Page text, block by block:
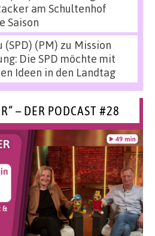
am Schultenhof
Saison
(SPD) (PM) zu Mission
Die SPD möchte mit
Ideen in den Landtag
– DER PODCAST #28